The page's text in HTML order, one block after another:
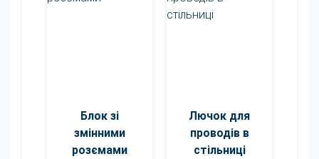
Блок зі
змінними
розємами
Лючок для
проводів в
стільниці